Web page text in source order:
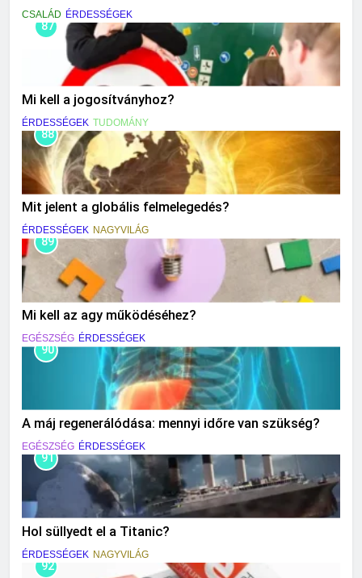
CSALÁD ÉRDESSÉGEK
87
Mi kell a jogosítványhoz?
ÉRDESSÉGEK TUDOMÁNY
88
Mit jelent a globális felmelegedés?
ÉRDESSÉGEK NAGYVILÁG
89
Mi kell az agy működéséhez?
EGÉSZSÉG ÉRDESSÉGEK
90
A máj regenerálódása: mennyi időre van szükség?
EGÉSZSÉG ÉRDESSÉGEK
91
Hol süllyedt el a Titanic?
ÉRDESSÉGEK NAGYVILÁG
92